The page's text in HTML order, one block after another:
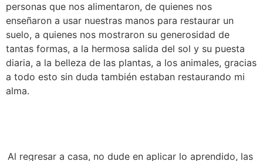
personas que nos alimentaron, de quienes nos
enseñaron a usar nuestras manos para restaurar un
suelo, a quienes nos mostraron su generosidad de
tantas formas, a la hermosa salida del sol y su puesta
diaria, a la belleza de las plantas, a los animales, gracias
a todo esto sin duda también estaban restaurando mi
alma.
Al regresar a casa, no dude en aplicar lo aprendido, las